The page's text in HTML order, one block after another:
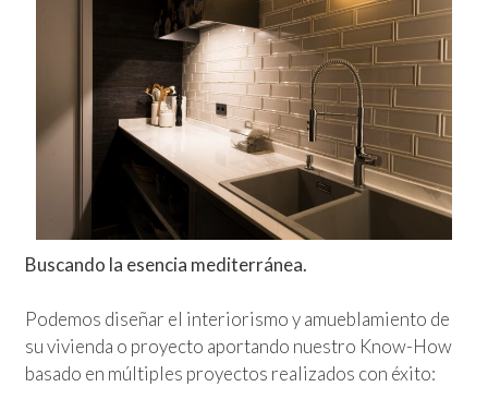
Buscando la esencia mediterránea.
Podemos diseñar el interiorismo y amueblamiento de
su vivienda o proyecto aportando nuestro Know-How
basado en múltiples proyectos realizados con éxito: